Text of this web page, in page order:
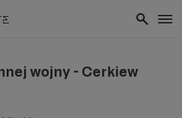
wojny - Cerkiew